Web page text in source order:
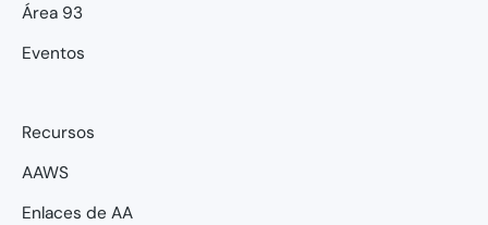
Área 93
Eventos
Recursos
AAWS
Enlaces de AA